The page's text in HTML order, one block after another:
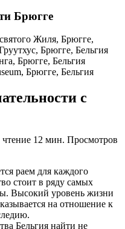
Брюгге
Жиля, Брюгге,
Брюгге, Бельгия
Брюгге, Бельгия
Брюгге, Бельгия
с
12 мин. Просмотров
раем для каждого
стоит в ряду самых
Высокий уровень жизни
на отношение к
Бельгия найти не